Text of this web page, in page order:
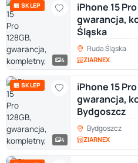
🏪 SKLEP
4
iPhone 15
gwarancja,
Śląska
Ruda Śląska
ZIARNEX
🏪 SKLEP
4
iPhone 15
gwarancja,
Bydgoszcz
Bydgoszcz
ZIARNEX